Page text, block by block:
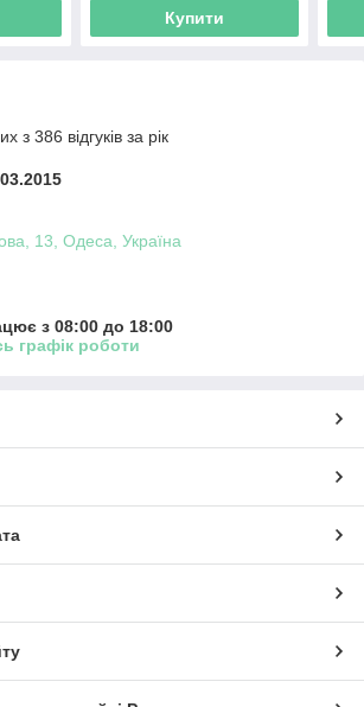
Купити
з 386 відгуків за рік
13, Одеса, Україна
з 08:00 до 18:00
графік роботи